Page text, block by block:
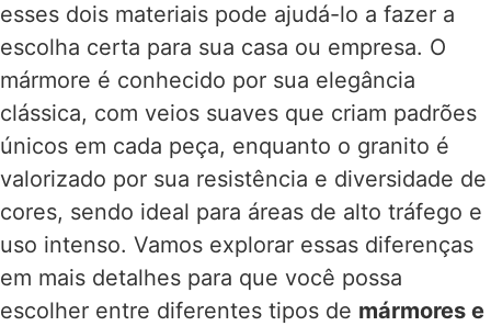
esses dois materiais pode ajudá-lo a fazer a
escolha certa para sua casa ou empresa. O
mármore é conhecido por sua elegância
clássica, com veios suaves que criam padrões
únicos em cada peça, enquanto o granito é
valorizado por sua resistência e diversidade de
cores, sendo ideal para áreas de alto tráfego e
uso intenso. Vamos explorar essas diferenças
em mais detalhes para que você possa
escolher entre diferentes tipos de mármores e